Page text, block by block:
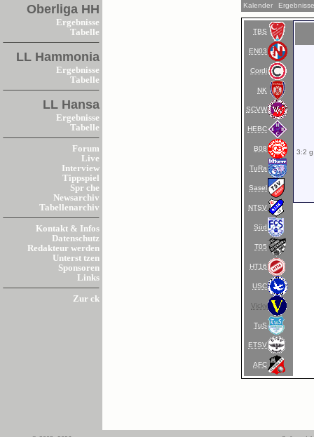
Oberliga HH
Ergebnisse
Tabelle
LL Hammonia
Ergebnisse
Tabelle
LL Hansa
Ergebnisse
Tabelle
Forum
Live
Interview
Tippspiel
Spr che
Newsarchiv
Tabellenarchiv
Kontakt & Infos
Datenschutz
Redakteur werden
Unterst tzen
Sponsoren
Links
Zur ck
Kalender
TBS
EN03
Cordi
NK
SCVW
HEBC
B08
TuRa
Sasel
NTSV
Süd
T05
HT16
USC
Vicky
TuS
ETSV
AFC
3:2